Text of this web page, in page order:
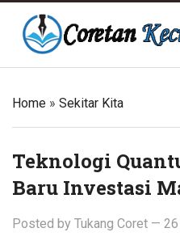
Coretan Kecil
Home » Sekitar Kita
Teknologi
Baru Investasi
Posted by Tukang Coret —